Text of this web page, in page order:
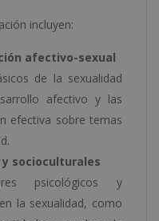
incluyen:
afectivo-sexual
de la sexualidad
afectivo y las
efectiva sobre temas
socioculturales
psicológicos y
la sexualidad, como